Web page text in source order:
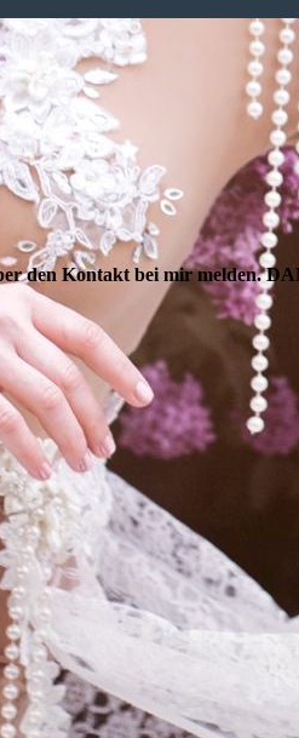
den Kontakt bei mir melden.